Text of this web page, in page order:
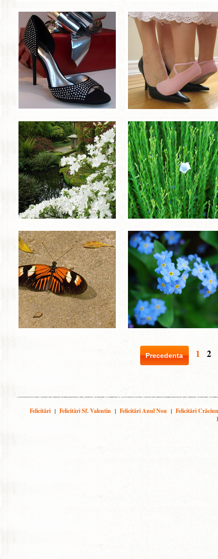
Precedenta 1 2
Felicitări | Felicitări Sf. Valentin | Felicitări Anul Nou | Felicitări